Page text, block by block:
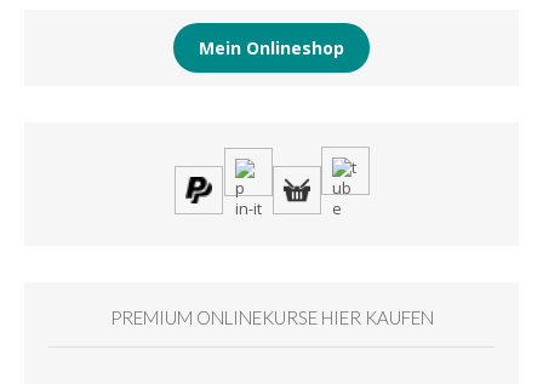
Mein Onlineshop
PREMIUM ONLINEKURSE HIER KAUFEN